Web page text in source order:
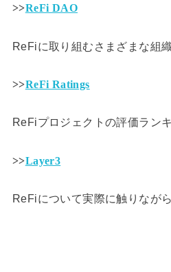
>>ReFi DAO
ReFiに取り組むさまざまな組
>>ReFi Ratings
ReFiプロジェクトの評価ラン
>>Layer3
ReFiについて実際に触りなが